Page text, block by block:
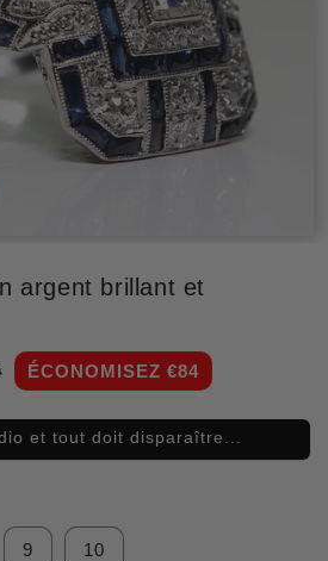
argent brillant et
ÉCONOMISEZ €84
et tout doit disparaître...
9 10